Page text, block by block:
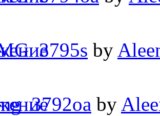
by
by